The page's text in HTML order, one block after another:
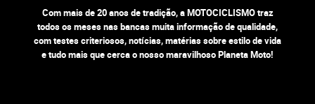
Com mais de 20 anos de tradição, a MOTOCICLISMO traz
todos os meses nas bancas muita informação de qualidade,
com testes criteriosos, notícias, matérias sobre estilo de vida
e tudo mais que cerca o nosso maravilhoso Planeta Moto!